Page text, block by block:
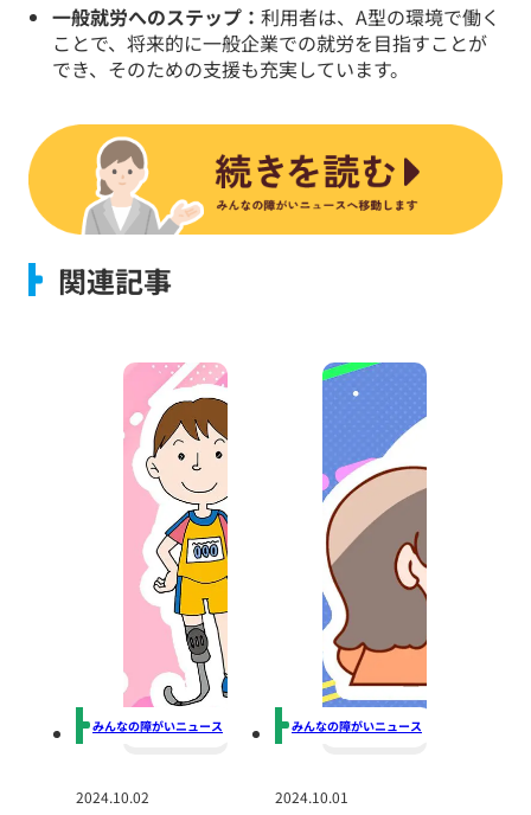
一般就労へのステップ： 利用者は、A型の環境で働く
ことで、将来的に一般企業での就労を目指すことが
でき、そのための支援も充実しています。
関連記事
2024.10.02
みんなの障がいニュース
2024.10.01
みんなの障がいニュース